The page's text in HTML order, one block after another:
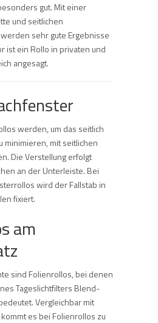
gut. Mit einer
und seitlichen
sehr gute Ergebnisse
ist ein Rollo in privaten und
angesagt.
werden, um das seitlich
minimieren, mit seitlichen
Die Verstellung erfolgt
an der Unterleiste. Bei
wird der Fallstab in
fixiert.
am
sind Folienrollos, bei denen
Tageslichtfilters Blend-
Vergleichbar mit
es bei Folienrollos zu